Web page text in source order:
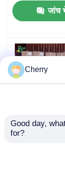
गुणवत्ता नियंत्रण
हमसे संपर्क करें
समाचार
सीएडी प्लॉटर पेपर
जांच
20 पाउंड 2 इंच 3
Cherry
Good day,
for?